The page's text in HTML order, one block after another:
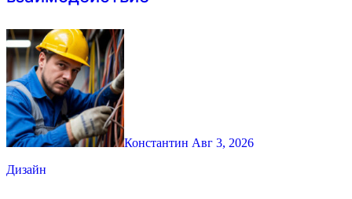
Константин Авг 3, 2026
Дизайн